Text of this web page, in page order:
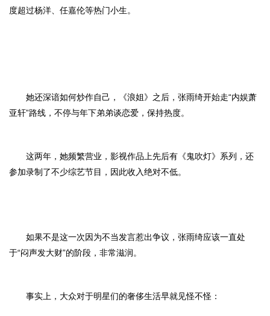
度超过杨洋、任嘉伦等热门小生。
她还深谙如何炒作自己，《浪姐》之后，张雨绮开始走“内娱萧
亚轩”路线，不停与年下弟弟谈恋爱，保持热度。
这两年，她频繁营业，影视作品上先后有《鬼吹灯》系列，还
参加录制了不少综艺节目，因此收入绝对不低。
如果不是这一次因为不当发言惹出争议，张雨绮应该一直处
于“闷声发大财”的阶段，非常滋润。
事实上，大众对于明星们的奢侈生活早就见怪不怪：